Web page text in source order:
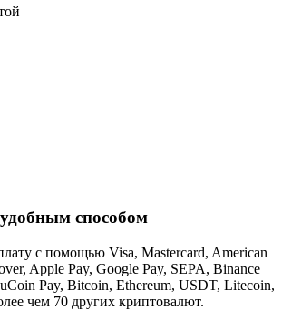
способом
с помощью Visa, Mastercard, American
Apple Pay, Google Pay, SEPA, Binance
Pay, Bitcoin, Ethereum, USDT, Litecoin,
чем 70 других криптовалют.